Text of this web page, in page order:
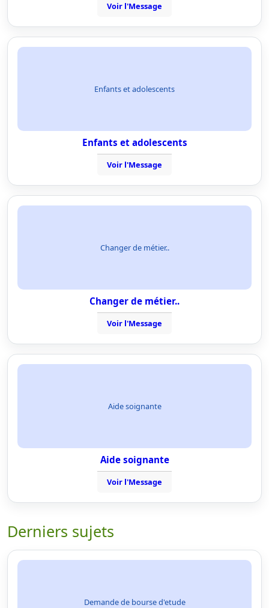
Voir l'Message
Enfants et adolescents
Enfants et adolescents
Voir l'Message
Changer de métier..
Changer de métier..
Voir l'Message
Aide soignante
Aide soignante
Voir l'Message
Derniers sujets
Demande de bourse d'etude